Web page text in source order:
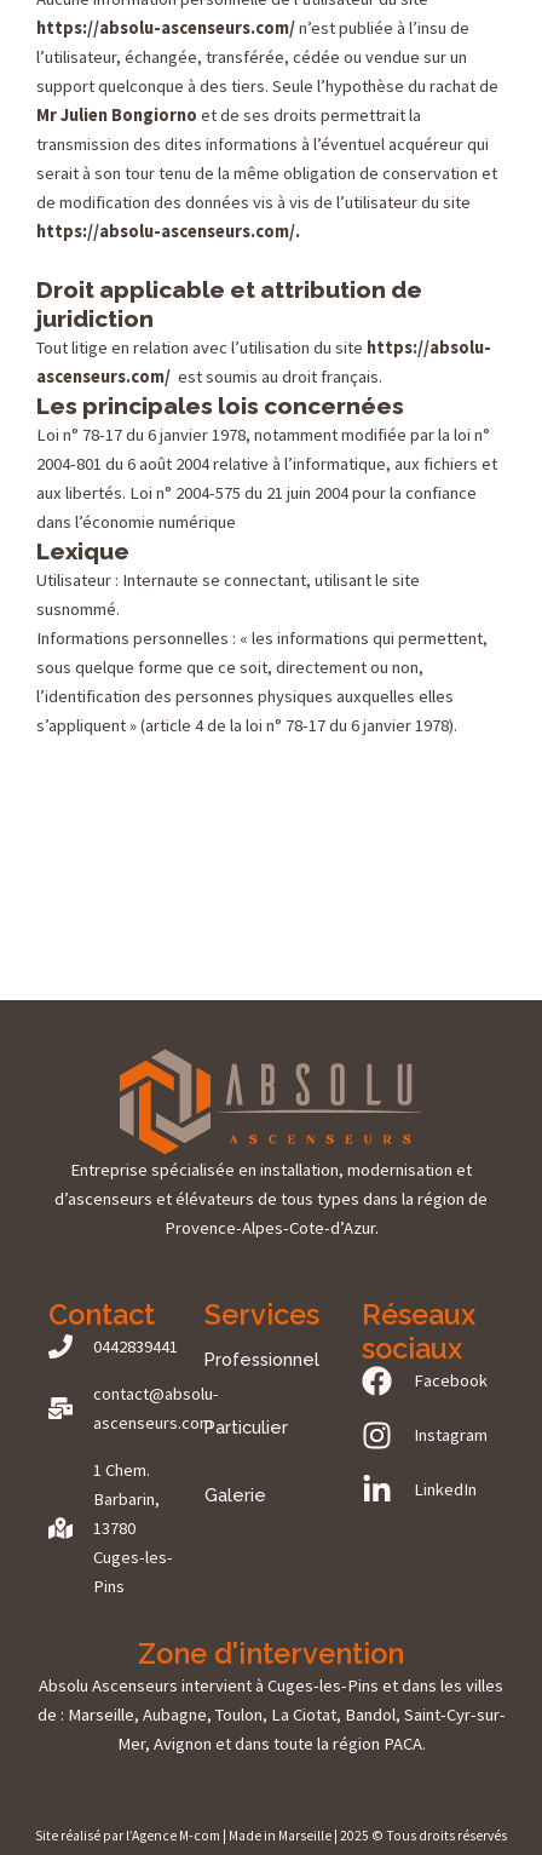
https://absolu-ascenseurs.com/n’est publiée à l’insu de
l’utilisateur, échangée, transférée, cédée ou vendue sur un
support quelconque à des tiers. Seule l’hypothèse du rachat de
Mr Julien Bongiorno et de ses droits permettrait la
transmission des dites informations à l’éventuel acquéreur qui
serait à son tour tenu de la même obligation de conservation et
de modification des données vis à vis de l’utilisateur du site
https://absolu-ascenseurs.com/.
Droit applicable et attribution de
juridiction
Tout litige en relation avec l’utilisation du site https://absolu-
ascenseurs.com/ est soumis au droit français.
Les principales lois concernées
Loi n° 78-17 du 6 janvier 1978, notamment modifiée par la loi n°
2004-801 du 6 août 2004 relative à l’informatique, aux fichiers et
aux libertés. Loi n° 2004-575 du 21 juin 2004 pour la confiance
dans l’économie numérique
Lexique
Utilisateur : Internaute se connectant, utilisant le site
susnommé.
Informations personnelles : « les informations qui permettent,
sous quelque forme que ce soit, directement ou non,
l’identification des personnes physiques auxquelles elles
s’appliquent » (article 4 de la loi n° 78-17 du 6 janvier 1978).
Entreprise spécialisée en installation, modernisation et
d’ascenseurs et élévateurs de tous types dans la région de
Provence-Alpes-Cote-d’Azur.
Contact
0442839441
contact@absolu-
ascenseurs.com
1 Chem.
Barbarin,
13780
Cuges-les-
Pins
Services
Professionnel
Particulier
Galerie
Réseaux
sociaux
Facebook
Instagram
LinkedIn
Zone d'intervention
Absolu Ascenseurs intervient à Cuges-les-Pins et dans les villes
de : Marseille, Aubagne, Toulon, La Ciotat, Bandol, Saint-Cyr-sur-
Mer, Avignon et dans toute la région PACA.
Site réalisé par l’Agence M-com | Made in Marseille | 2025 © Tous droits réservés